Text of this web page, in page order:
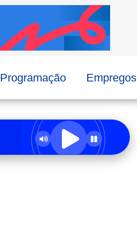
Programação Empregos